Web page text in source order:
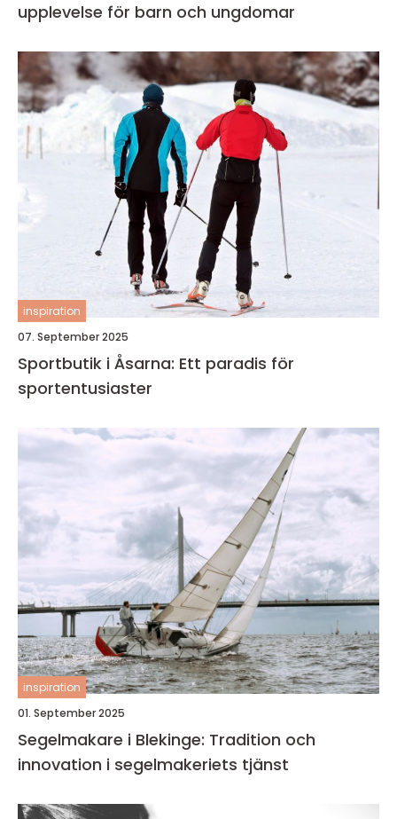
upplevelse för barn och ungdomar
inspiration
07. September 2025
Sportbutik i Åsarna: Ett paradis för
sportentusiaster
inspiration
01. September 2025
Segelmakare i Blekinge: Tradition och
innovation i segelmakeriets tjänst